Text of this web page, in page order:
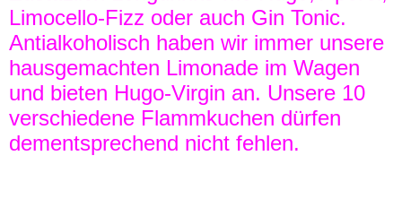
Limocello-Fizz oder auch Gin Tonic.
Antialkoholisch haben wir immer unsere
hausgemachten Limonade im Wagen
und bieten Hugo-Virgin an. Unsere 10
verschiedene Flammkuchen dürfen
dementsprechend nicht fehlen.